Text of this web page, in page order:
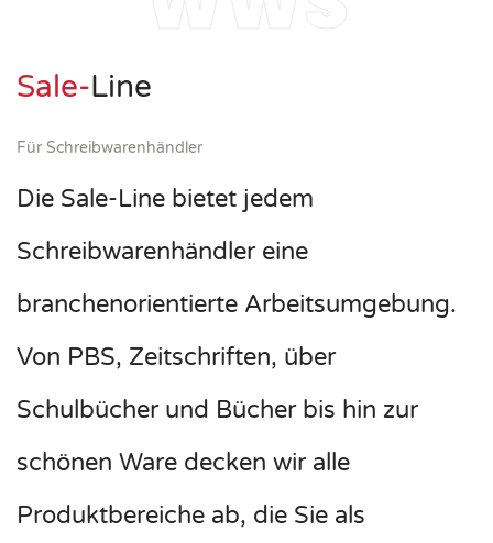
Sale-Line
Für Schreibwarenhändler
Die Sale-Line bietet jedem
Schreibwarenhändler eine
branchenorientierte Arbeitsumgebung.
Von PBS, Zeitschriften, über
Schulbücher und Bücher bis hin zur
schönen Ware decken wir alle
Produktbereiche ab, die Sie als